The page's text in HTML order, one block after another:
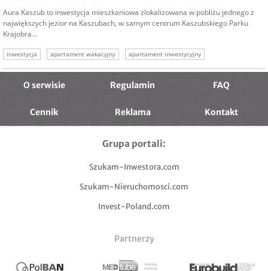
Aura Kaszub to inwestycja mieszkaniowa zlokalizowana w pobliżu jednego z
największych jezior na Kaszubach, w samym centrum Kaszubskiego Parku
Krajobra...
inwestycja apartament wakacyjny
apartament inwestycyjny
condohotel aparthotel
condohotel aparthotel drugi dom
O serwisie Regulamin FAQ
Cennik Reklama Kontakt
Grupa portali:
Szukam-Inwestora.com
Szukam-Nieruchomosci.com
Invest-Poland.com
Partnerzy